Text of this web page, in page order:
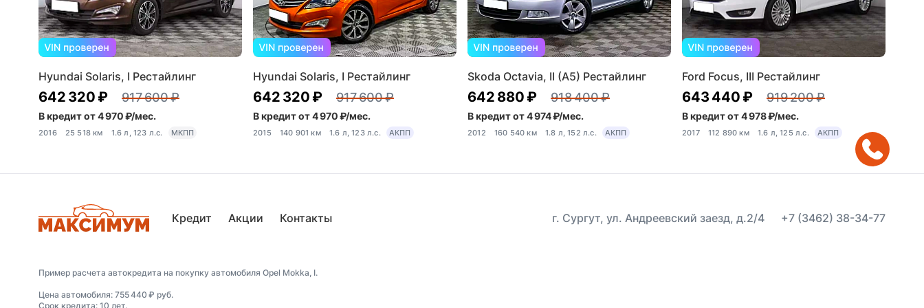
Hyundai Solaris, I Рестайлинг
642 320 ₽ 917 600 ₽
В кредит от 4 970 ₽/мес.
2016 25 518 км 1.6 л, 123 л.с. МКПП
Hyundai Solaris, I Рестайлинг
642 320 ₽ 917 600 ₽
В кредит от 4 970 ₽/мес.
2015 140 901 км 1.6 л, 123 л.с. АКПП
Skoda Octavia, II (A5) Рестайлинг
642 880 ₽ 918 400 ₽
В кредит от 4 974 ₽/мес.
2012 160 540 км 1.8 л, 152 л.с. АКПП
Ford Focus, III Рестайлинг
643 440 ₽ 919 200 ₽
В кредит от 4 978 ₽/мес.
2017 112 890 км 1.6 л, 125 л.с. АКПП
Кредит Акции Контакты г. Сургут, ул. Андреевский заезд, д.2/4 +7 (3462) 38-34-77
Пример расчета автокредита на покупку автомобиля Opel Mokka, I.
Цена автомобиля: 755 440 ₽ руб.
Срок кредита: 10 лет.